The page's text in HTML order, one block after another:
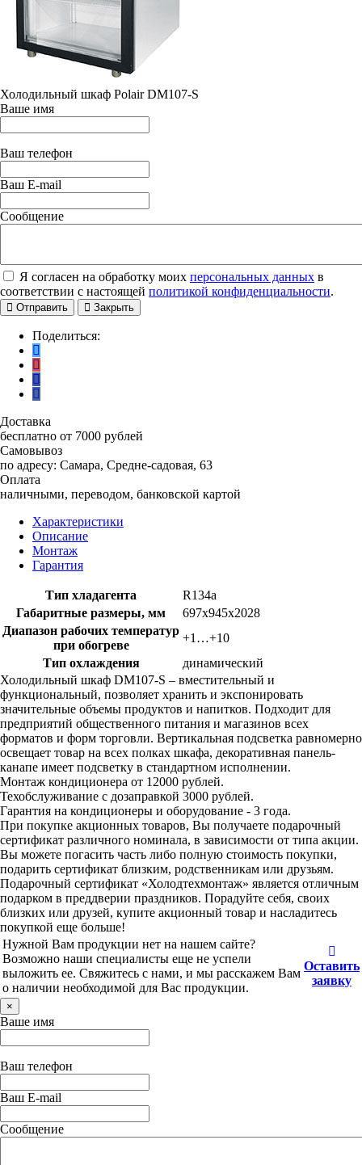
Холодильный шкаф Polair DM107-S
Ваше имя
Ваш телефон
Ваш E-mail
Сообщение
Я согласен на обработку моих персональных данных в
соответствии с настоящей политикой конфиденциальности.
Отправить Закрыть
Поделиться:
Доставка
бесплатно от 7000 рублей
Самовывоз
по адресу: Самара, Средне-садовая, 63
Оплата
наличными, переводом, банковской картой
Характеристики
Описание
Монтаж
Гарантия
Тип хладагента
R134a
Габаритные размеры, мм
697х945х2028
Диапазон рабочих температур
при обогреве
+1…+10
Тип охлаждения
динамический
Холодильный шкаф DM107-S – вместительный и
функциональный, позволяет хранить и экспонировать
значительные объемы продуктов и напитков. Подходит для
предприятий общественного питания и магазинов всех
форматов и форм торговли. Вертикальная подсветка равномерно
освещает товар на всех полках шкафа, декоративная панель-
канапе имеет подсветку в стандартном исполнении.
Монтаж кондиционера от 12000 рублей.
Техобслуживание с дозаправкой 3000 рублей.
Гарантия на кондиционеры и оборудование - 3 года.
При покупке акционных товаров, Вы получаете подарочный
сертификат различного номинала, в зависимости от типа акции.
Вы можете погасить часть либо полную стоимость покупки,
подарить сертификат близким, родственникам или друзьям.
Подарочный сертификат «Холодтехмонтаж» является отличным
подарком в преддверии праздников. Порадуйте себя, своих
близких или друзей, купите акционный товар и насладитесь
покупкой еще больше!
Нужной Вам продукции нет на нашем сайте?
Возможно наши специалисты еще не успели
выложить ее. Свяжитесь с нами, и мы расскажем Вам
о наличии необходимой для Вас продукции.
Оставить
заявку
×
Ваше имя
Ваш телефон
Ваш E-mail
Сообщение